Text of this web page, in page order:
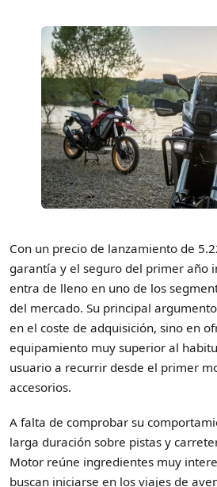
Con un precio de lanzamiento de
garantía y el seguro del primer año
entra de lleno en uno de los
del mercado. Su principal
en el coste de adquisición, sino en
equipamiento muy superior al
usuario a recurrir desde el primer
accesorios.
A falta de comprobar su
larga duración sobre pistas y
Motor reúne ingredientes muy
buscan iniciarse en los viajes de